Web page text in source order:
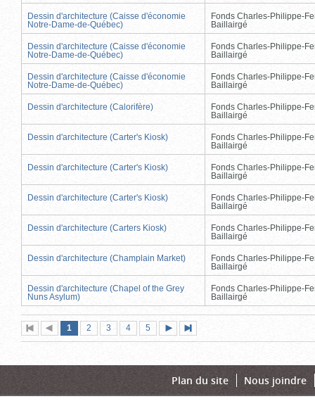
Dessin d'architecture (Caisse d'économie
Notre-Dame-de-Québec)
Fonds Charles-Philippe-
Baillairgé
Dessin d'architecture (Caisse d'économie
Notre-Dame-de-Québec)
Fonds Charles-Philippe-
Baillairgé
Dessin d'architecture (Caisse d'économie
Notre-Dame-de-Québec)
Fonds Charles-Philippe-
Baillairgé
Dessin d'architecture (Calorifère)
Fonds Charles-Philippe-
Baillairgé
Dessin d'architecture (Carter's Kiosk)
Fonds Charles-Philippe-
Baillairgé
Dessin d'architecture (Carter's Kiosk)
Fonds Charles-Philippe-
Baillairgé
Dessin d'architecture (Carter's Kiosk)
Fonds Charles-Philippe-
Baillairgé
Dessin d'architecture (Carters Kiosk)
Fonds Charles-Philippe-
Baillairgé
Dessin d'architecture (Champlain Market)
Fonds Charles-Philippe-
Baillairgé
Dessin d'architecture (Chapel of the Grey
Nuns Asylum)
Fonds Charles-Philippe-
Baillairgé
Première
page
Page
précédente
Page
1 (page
actuelle)
Page
2 Page
3 Page
4 Page
5
suivante
page
Plan du site Nous joindre